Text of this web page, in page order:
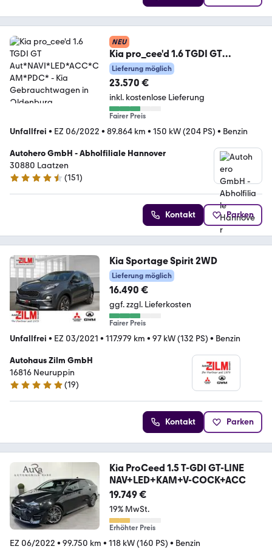
NEU
Kia pro_cee'd 1.6 TGDI GT
Aut*NAVI*LED*ACC*CAM*PDC*
Lieferung möglich
23.570 €
inkl. kostenlose Lieferung
Fairer Preis
Unfallfrei • EZ 06/2022 • 89.864 km • 150 kW (204 PS) • Benzin
Autohero GmbH - Abholfiliale Hannover
30880 Laatzen
4.7 Sterne
(151)
Kontakt Parken
Kia Sportage Spirit 2WD
Lieferung möglich
16.490 €
ggf. zzgl. Lieferkosten
Fairer Preis
Unfallfrei • EZ 03/2021 • 117.979 km • 97 kW (132 PS) • Benzin
Autohaus Zilm GmbH
16816 Neuruppin
4.9 Sterne
(19)
Kontakt Parken
Kia ProCeed 1.5 T-GDI GT-LINE
NAV+LED+KAM+V-COCK+ACC
19.749 €
19% MwSt.
Erhöhter Preis
EZ 06/2022 • 99.750 km • 118 kW (160 PS) • Benzin